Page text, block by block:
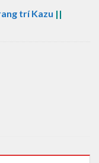
trí Kazu ||